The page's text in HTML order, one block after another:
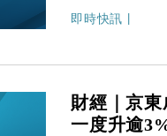
即時快訊 |
財經｜京
一度升逾